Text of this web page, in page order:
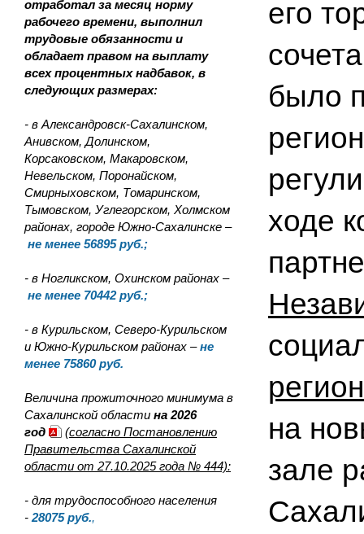
отработал за месяц норму
рабочего времени, выполнил
трудовые обязанности и
обладает правом на выплату
всех процентных надбавок, в
следующих размерах:
- в Александровск-Сахалинском,
Анивском, Долинском,
Корсаковском, Макаровском,
Невельском, Поронайском,
Смирныховском, Томаринском,
Тымовском, Углегорском, Холмском
районах, городе Южно-Сахалинске –
не менее 56895 руб.;
- в Ногликском, Охинском районах –
не менее 70442 руб.;
- в Курильском, Северо-Курильском
и Южно-Курильском районах – не
менее 75860 руб.
Величина прожиточного минимума в
Сахалинской области на 2026
год
(согласно Постановлению
Правительства Сахалинской
области от 27.10.2025 года № 444):
- для трудоспособного населения
- 28075руб.,
его
было
ходе
на
зале